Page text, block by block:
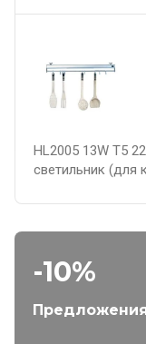
HL2005 13W T5
светильник (для
-10%